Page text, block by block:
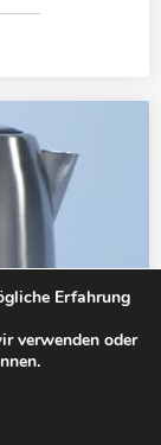
Erfahrung
verwenden oder